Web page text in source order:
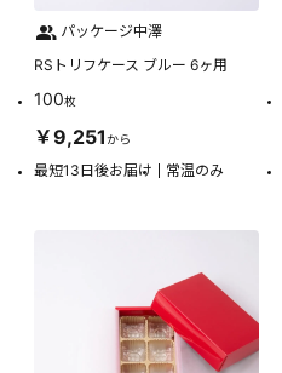
パッケージ中澤
RSトリフケース ブルー 6ヶ用
100枚
￥9,251から
最短13日後お届け 常温のみ